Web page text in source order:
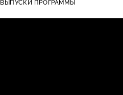
ВЫПУСКИ ПРОГРАММЫ